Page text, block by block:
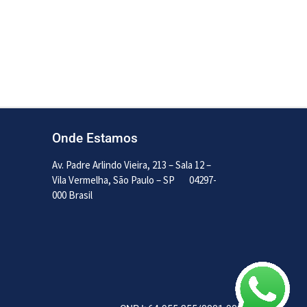
Onde Estamos
Av. Padre Arlindo Vieira, 213 – Sala 12 –
Vila Vermelha, São Paulo – SP 04297-
000 Brasil